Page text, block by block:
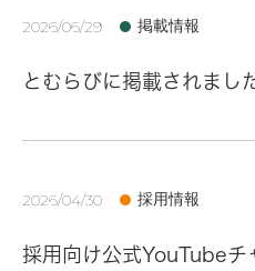
2026/06/29 掲載情報
とむらびに掲載されまし
2026/04/30 採用情報
採用向け公式YouTubeチ